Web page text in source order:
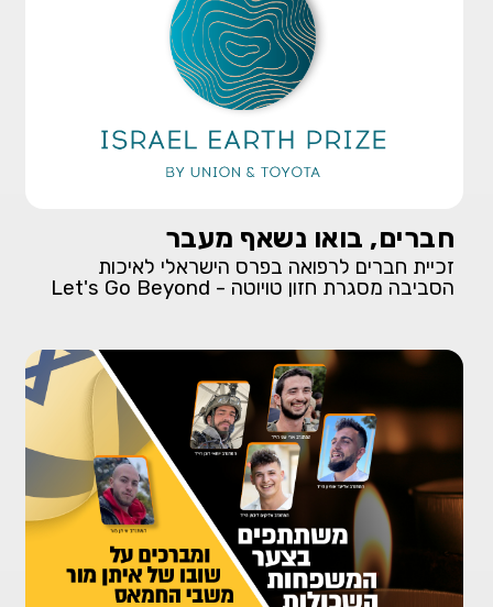
חברים, בואו נשאף מעבר
זכיית חברים לרפואה בפרס הישראלי לאיכות
הסביבה מסגרת חזון טויוטה - Let's Go Beyond